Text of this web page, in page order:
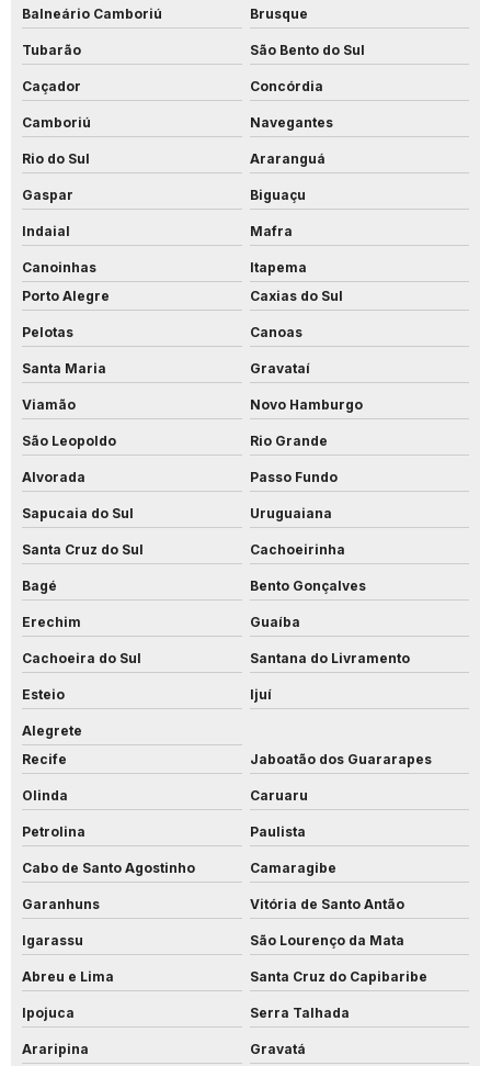
Balneário Camboriú Brusque
Tubarão São Bento do Sul
Caçador Concórdia
Camboriú Navegantes
Rio do Sul Araranguá
Gaspar Biguaçu
Indaial Mafra
Canoinhas
Itapema
Porto Alegre
Caxias do Sul
Pelotas Canoas
Santa Maria Gravataí
Viamão Novo Hamburgo
São Leopoldo Rio Grande
Alvorada Passo Fundo
Sapucaia do Sul Uruguaiana
Santa Cruz do Sul Cachoeirinha
Bagé Bento Gonçalves
Erechim Guaíba
Cachoeira do Sul Santana do Livramento
Esteio Ijuí
Alegrete
Recife
Jaboatão dos Guararapes
Olinda Caruaru
Petrolina Paulista
Cabo de Santo Agostinho Camaragibe
Garanhuns Vitória de Santo Antão
Igarassu São Lourenço da Mata
Abreu e Lima Santa Cruz do Capibaribe
Ipojuca Serra Talhada
Araripina Gravatá